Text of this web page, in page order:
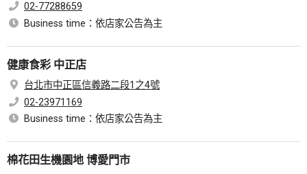
02-77288659
Business time：依店家公告為主
健康食彩 中正店
台北市中正區信義路二段1之4號
02-23971169
Business time：依店家公告為主
棉花田生機園地 博愛門市